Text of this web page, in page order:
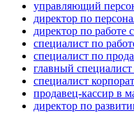
управляющий
директор по
директор по работе
специалист по
специалист по
главный
специалист
продавец-кассир в
директор по